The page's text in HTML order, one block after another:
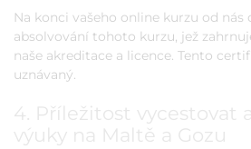
Na konci vašeho online kurzu od
absolvování tohoto kurzu, jež
naše akreditace a licence. Tento
uznávaný.
4. Příležitost vycestovat
výuky na Maltě a Gozu